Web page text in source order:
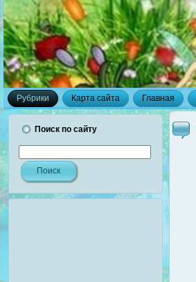
Рубрики Карта сайта Главная
Поиск по сайту